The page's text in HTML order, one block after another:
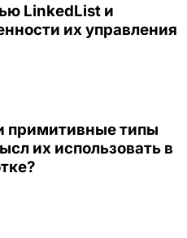
LinkedList и
их управления
примитивные типы
их использовать в